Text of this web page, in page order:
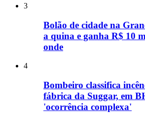
3
Bolão de cidade na
a quina e ganha R$ 10
onde
4
Bombeiro classifica
fábrica da Suggar, em
'ocorrência complexa'